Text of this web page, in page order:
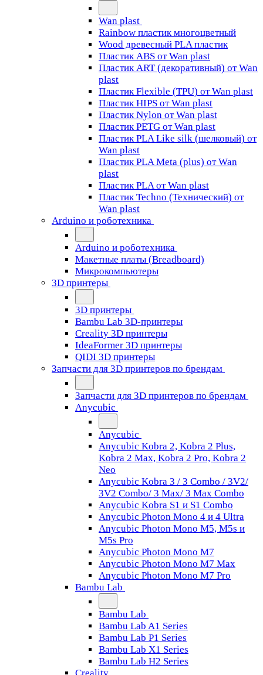
Wan plast
Rainbow пластик многоцветный
Wood древесный PLA пластик
Пластик ABS от Wan plast
Пластик ART (декоративный) от Wan
plast
Пластик Flexible (TPU) от Wan plast
Пластик HIPS от Wan plast
Пластик Nylon от Wan plast
Пластик PETG от Wan plast
Пластик PLA Like silk (шелковый) от
Wan plast
Пластик PLA Meta (plus) от Wan
plast
Пластик PLA от Wan plast
Пластик Techno (Технический) от
Wan plast
Arduino и роботехника
Arduino и роботехника
Макетные платы (Breadboard)
Микрокомпьютеры
3D принтеры
3D принтеры
Bambu Lab 3D-принтеры
Creality 3D принтеры
IdeaFormer 3D принтеры
QIDI 3D принтеры
Запчасти для 3D принтеров по брендам
Запчасти для 3D принтеров по брендам
Anycubic
Anycubic
Anycubic Kobra 2, Kobra 2 Plus,
Kobra 2 Max, Kobra 2 Pro, Kobra 2
Neo
Anycubic Kobra 3 / 3 Combo / 3V2/
3V2 Combo/ 3 Max/ 3 Max Combo
Anycubic Kobra S1 и S1 Combo
Anycubic Photon Mono 4 и 4 Ultra
Anycubic Photon Mono M5, M5s и
M5s Pro
Anycubic Photon Mono M7
Anycubic Photon Mono M7 Max
Anycubic Photon Mono M7 Pro
Bambu Lab
Bambu Lab
Bambu Lab A1 Series
Bambu Lab P1 Series
Bambu Lab X1 Series
Bambu Lab H2 Series